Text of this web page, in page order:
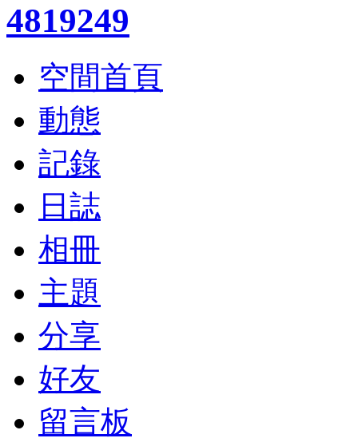
4819249
空間首頁
動態
記錄
日誌
相冊
主題
分享
好友
留言板